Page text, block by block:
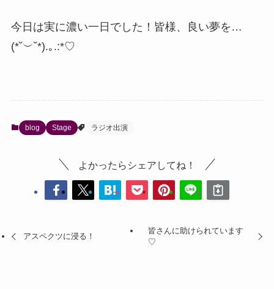
今日は実に濃い一日でした！皆様、良い夢を…
(*˘︶˘*).｡.:*♡
blog Stage ラジオ出演
よかったらシェアしてね！
アスペクツに浸る！
皆さんに助けられています
♡